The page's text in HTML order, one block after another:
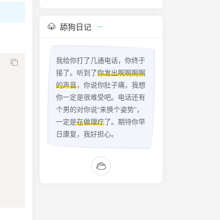
舔狗日记
我给你打了几通电话，你终于
接了。听到了你发出啊啊啊啊
的声音，你说你肚子痛，我想
你一定是很难受吧。电话还有
个男的对你说“来换个姿势”，
一定是在做理疗了。期待你早
日康复，我好担心。